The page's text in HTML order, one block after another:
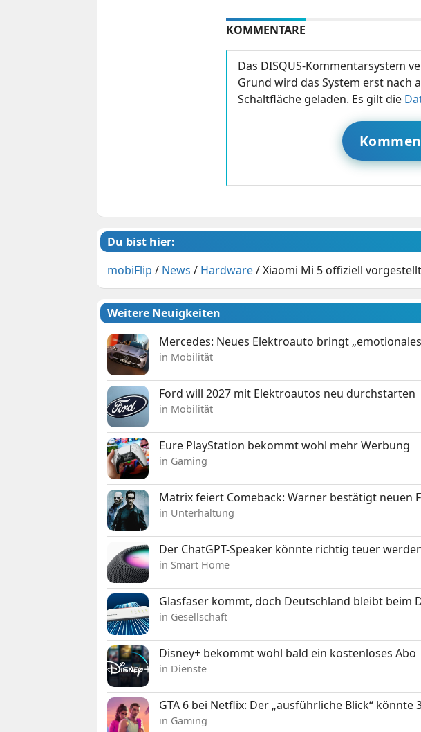
KOMMENTARE
Das DISQUS-Kommentarsystem
Grund wird das System erst nach
Schaltfläche geladen. Es gilt die
Du bist hier:
mobiFlip / News / Hardware/Xiaomi Mi 5 offiziell vorgestellt
Weitere Neuigkeiten
Mercedes: Neues Elektroauto bringt
in Mobilität
Ford will 2027 mit Elektroautos neu durchstarten
in Mobilität
Eure PlayStation bekommt wohl mehr Werbung
in Gaming
Matrix feiert Comeback: Warner bestätigt neuen
in Unterhaltung
Der ChatGPT-Speaker könnte richtig teuer
in Smart Home
Glasfaser kommt, doch Deutschland bleibt beim
in Gesellschaft
Disney+ bekommt wohl bald ein kostenloses Abo
in Dienste
GTA 6 bei Netflix: Der „ausführliche Blick“ könnte
in Gaming